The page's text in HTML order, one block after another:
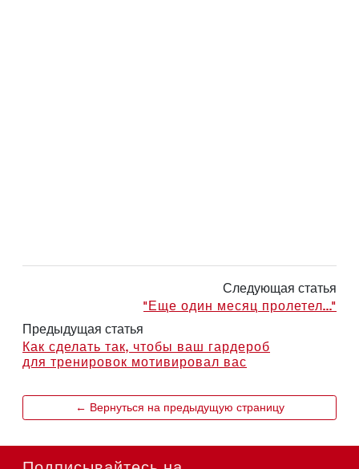
Следующая статья
"Еще один месяц пролетел..."
Предыдущая статья
Как сделать так, чтобы ваш гардероб
для тренировок мотивировал вас
← Вернуться на предыдущую страницу